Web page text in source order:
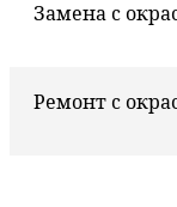
Замена с
Ремонт с